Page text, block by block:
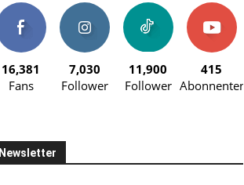
16,381
Fans
7,030
Follower
11,900
Follower
415
Abonnenten
Newsletter